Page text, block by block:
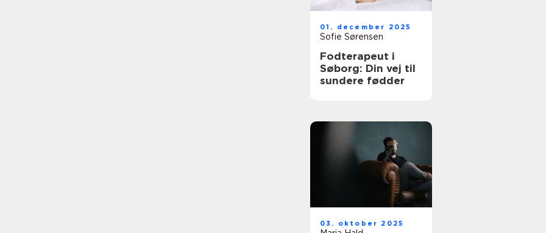
01. december 2025
Sofie Sørensen
Fodterapeut i
Søborg: Din vej til
sundere fødder
03. oktober 2025